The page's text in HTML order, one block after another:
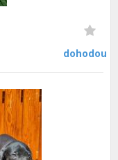
dohodou